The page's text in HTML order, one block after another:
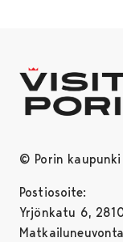
© Porin kaupunki
Postiosoite:
Yrjönkatu 6,